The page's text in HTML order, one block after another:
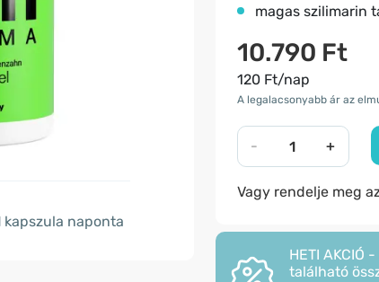
kapszula naponta
magas szilimarin
10.790 Ft
120 Ft/nap
A legalacsonyabb ár az
- +
Vagy rendelje meg
HETI AKCIÓ
található